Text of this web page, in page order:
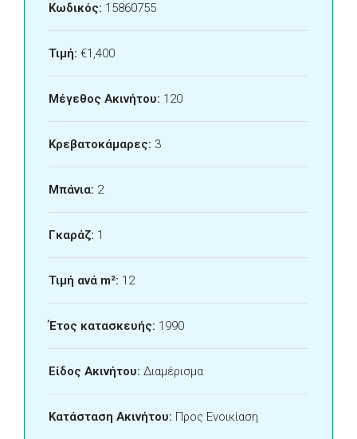
Κωδικός: 15860755
Τιμή: €1,400
Μέγεθος Ακινήτου: 120
Κρεβατοκάμαρες: 3
Μπάνια: 2
Γκαράζ: 1
Τιμή ανά m²: 12
Έτος κατασκευής: 1990
Είδος Ακινήτου: Διαμέρισμα
Κατάσταση Ακινήτου: Προς Ενοικίαση